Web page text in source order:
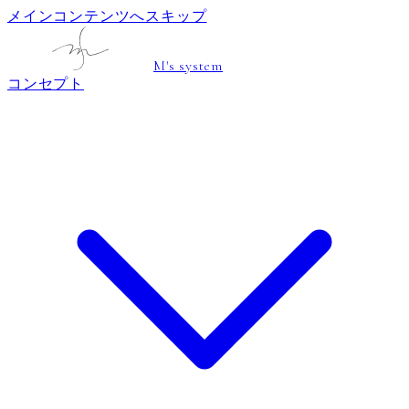
メインコンテンツへスキップ
M's system
コンセプト